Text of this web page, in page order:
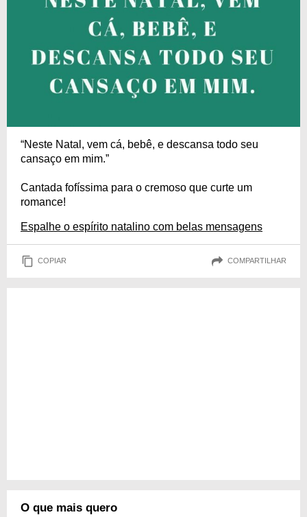
“Neste Natal, vem cá, bebê, e descansa todo seu
cansaço em mim.”
Cantada fofíssima para o cremoso que curte um
romance!
Espalhe o espírito natalino com belas mensagens
COPIAR COMPARTILHAR
O que mais quero